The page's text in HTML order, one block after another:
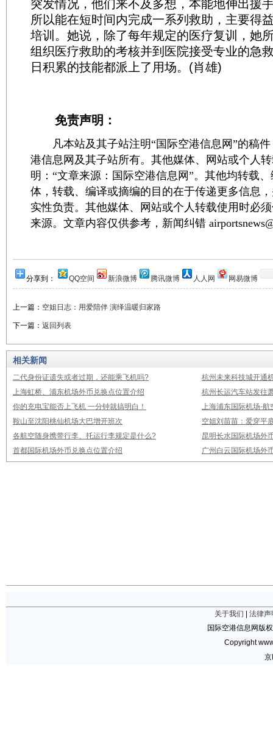
突发情况，他们来不及多想，本能地伸出援
所以能在短时间内完成一系列救助，主要得
培训。她说，除了每年规定的医疗复训，她
组织医疗救助的考核并到医院接受专业的急
日积累的技能都派上了用场。(肖雄)
免责声明：
凡本站及其子站注明“国际空港信息网”的稿件
港信息网及其子站所有。其他媒体、网站或个人
明：“文章来源：国际空港信息网”。其他均转载
体，转载、编译或摘编的目的在于传递更多信息
实性负责。其他媒体、网站或个人转载使用时必
来源。文章内容仅供参考，新闻纠错
分享到： QQ空间 新浪微博 腾讯微博 人人网 网易微博
上一篇： 空姐日志：用爱陪伴 演绎温暖归家路
下一篇： 返回列表
相关新闻
二代身份证遗失或者过期，还能乘飞机吗?
杭州未来科技城开通
上海虹桥、浦东机场外币兑换点位置介绍
杭州长运汽车站发往
你的充电宝能否上飞机 一分钟就搞明白！
上海浦东国际机场-航
鞍山至沈阳桃仙机场大巴增开班次
空姐刘苗苗：爱穿平
各航空随身携带行李、托运行李规定是什么?
昆明长水国际机场外
首都国际机场外币兑换点位置介绍
广州白云国际机场外
关于我们
法律声
国际空港信息网版
Copyright